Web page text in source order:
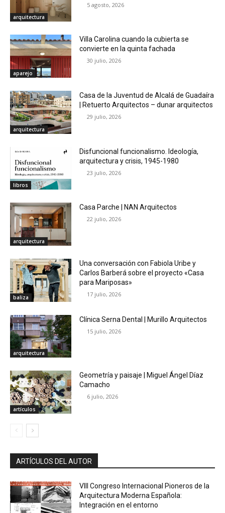
arquitectura
5 agosto, 2026
aparejo
Villa Carolina cuando la cubierta se
convierte en la quinta fachada
30 julio, 2026
arquitectura
Casa de la Juventud de Alcalá de Guadaíra
| Retuerto Arquitectos – dunar arquitectos
29 julio, 2026
libros
Disfuncional funcionalismo. Ideología,
arquitectura y crisis, 1945-1980
23 julio, 2026
arquitectura
Casa Parche | NAN Arquitectos
22 julio, 2026
baliza
Una conversación con Fabiola Uribe y
Carlos Barberá sobre el proyecto «Casa
para Mariposas»
17 julio, 2026
arquitectura
Clínica Serna Dental | Murillo Arquitectos
15 julio, 2026
artículos
Geometría y paisaje | Miguel Ángel Díaz
Camacho
6 julio, 2026
ARTÍCULOS DEL AUTOR
VIII Congreso Internacional Pioneros de la
Arquitectura Moderna Española:
Integración en el entorno